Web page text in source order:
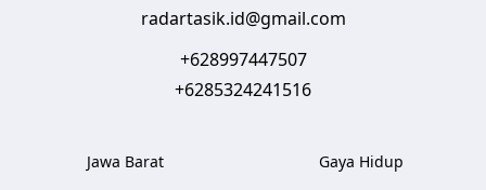
radartasik.id@gmail.com
+628997447507
+6285324241516
Jawa Barat
Gaya Hidup